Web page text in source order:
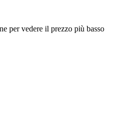
per vedere il prezzo più basso